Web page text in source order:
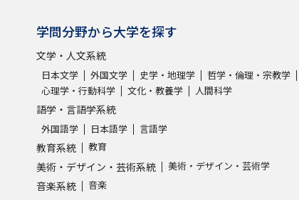
学問分野から大学を探す
文学・人文系統
日本文学 外国文学 史学・地理学
哲学・倫理・宗教学
心理学・行動科学
文化・教養学 人間科学
語学・言語学系統
外国語学 日本語学 言語学
教育系統 教育
美術・デザイン・芸術系統 美術・デザイン・芸術学
音楽系統 音楽